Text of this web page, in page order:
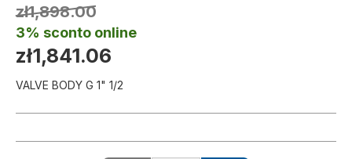
zł1,898.00
3% sconto online
zł1,841.06
VALVE BODY G 1" 1/2